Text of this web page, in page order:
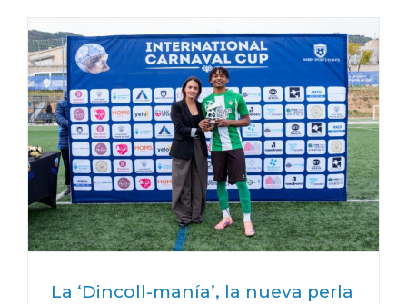
La ‘Dincoll-manía’, la nueva perla